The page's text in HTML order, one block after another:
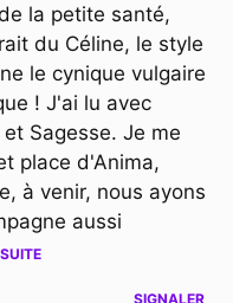
la petite santé,
du Céline, le style
le cynique vulgaire
! J'ai lu avec
Sagesse. Je me
place d'Anima,
à venir, nous ayons
aussi
SIGNALER